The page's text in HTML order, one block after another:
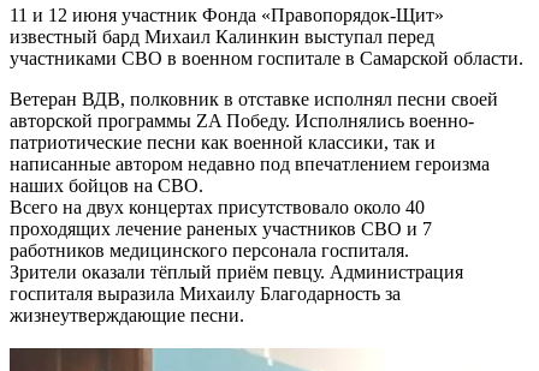
11 и 12 июня участник Фонда «Правопорядок-Щит»
известный бард Михаил Калинкин выступал перед
участниками СВО в военном госпитале в Самарской области.
Ветеран ВДВ, полковник в отставке исполнял песни своей
авторской программы ZA Победу. Исполнялись военно-
патриотические песни как военной классики, так и
написанные автором недавно под впечатлением героизма
наших бойцов на СВО.
Всего на двух концертах присутствовало около 40
проходящих лечение раненых участников СВО и 7
работников медицинского персонала госпиталя.
Зрители оказали тёплый приём певцу. Администрация
госпиталя выразила Михаилу Благодарность за
жизнеутверждающие песни.